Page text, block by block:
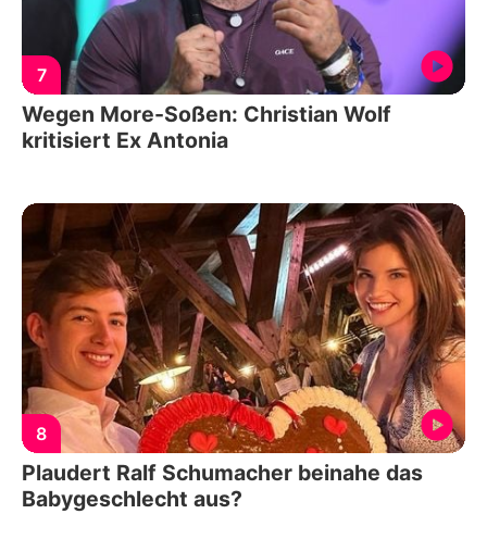
7
Wegen More-Soßen: Christian Wolf
kritisiert Ex Antonia
8
Plaudert Ralf Schumacher beinahe das
Babygeschlecht aus?